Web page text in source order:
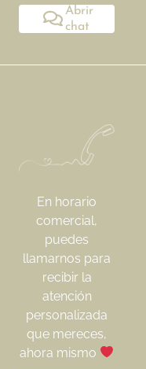
Abrir
chat
En horario
comercial,
puedes
llamarnos para
recibir la
atención
personalizada
que mereces,
ahora mismo